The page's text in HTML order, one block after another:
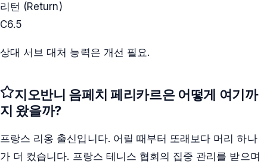
리턴 (Return)
C6.5
상대 서브 대처 능력은 개선 필요.
지오반니 음페치 페리카르은 어떻게 여기까
지 왔을까?
프랑스 리옹 출신입니다. 어릴 때부터 또래보다 머리 하나
가 더 컸습니다. 프랑스 테니스 협회의 집중 관리를 받으며